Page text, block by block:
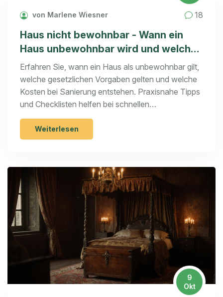
von Marlene Wiesner 18
Haus nicht bewohnbar - Wann ein
Haus unbewohnbar wird und welche
Kosten entstehen
Erfahren Sie, wann ein Haus als unbewohnbar gilt,
welche gesetzlichen Vorgaben gelten und welche
Kosten bei Sanierung entstehen. Praxisnahe Tipps
und Checklisten helfen bei schnellen
Entscheidungen.
Weiterlesen
9
Okt